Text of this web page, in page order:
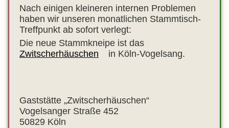
Nach einigen kleineren internen Problemen
haben wir unseren monatlichen Stammtisch-
Treffpunkt ab sofort verlegt:
Die neue Stammkneipe ist das
Zwitscherhäuschen
in Köln-Vogelsang.
Gaststätte „Zwitscherhäuschen“
Vogelsanger Straße 452
50829 Köln